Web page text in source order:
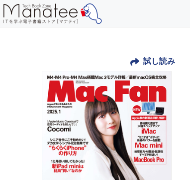
試し読み